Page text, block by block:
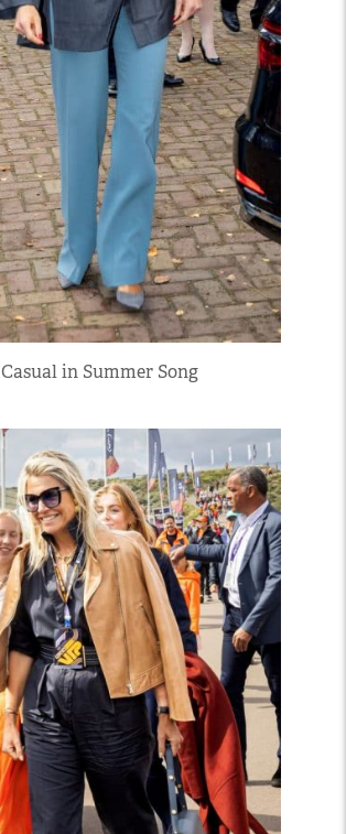
Casual in Summer Song